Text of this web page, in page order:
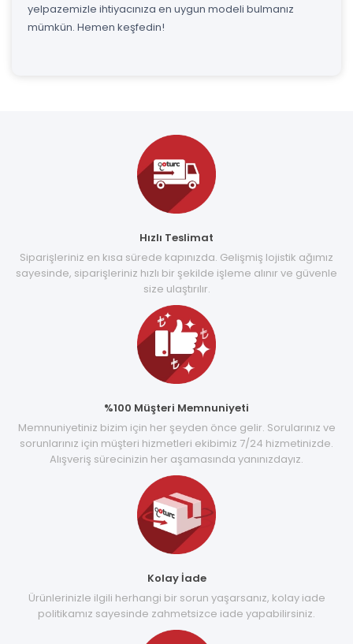
yelpazemizle ihtiyacınıza en uygun modeli bulmanız
mümkün. Hemen keşfedin!
Hızlı Teslimat
Siparişleriniz en kısa sürede kapınızda. Gelişmiş lojistik ağımız
sayesinde, siparişleriniz hızlı bir şekilde işleme alınır ve güvenle
size ulaştırılır.
%100 Müşteri Memnuniyeti
Memnuniyetiniz bizim için her şeyden önce gelir. Sorularınız ve
sorunlarınız için müşteri hizmetleri ekibimiz 7/24 hizmetinizde.
Alışveriş sürecinizin her aşamasında yanınızdayız.
Kolay İade
Ürünlerinizle ilgili herhangi bir sorun yaşarsanız, kolay iade
politikamız sayesinde zahmetsizce iade yapabilirsiniz.